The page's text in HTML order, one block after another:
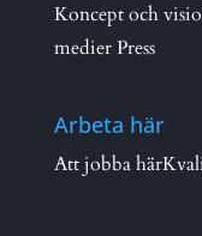
Koncept och
medierPress
Arbeta här
Att jobba här